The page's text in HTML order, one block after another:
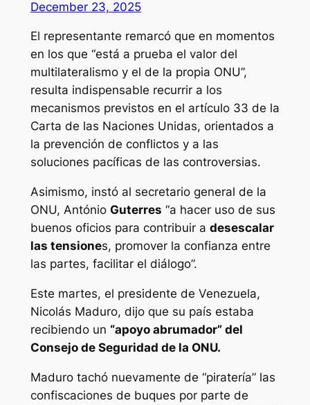
December 23, 2025
El representante remarcó que en momentos
en los que “está a prueba el valor del
multilateralismo y el de la propia ONU”,
resulta indispensable recurrir a los
mecanismos previstos en el artículo 33 de la
Carta de las Naciones Unidas, orientados a
la prevención de conflictos y a las
soluciones pacíficas de las controversias.
Asimismo, instó al secretario general de la
ONU, António Guterres “a hacer uso de sus
buenos oficios para contribuir a desescalar
las tensiones, promover la confianza entre
las partes, facilitar el diálogo”.
Este martes, el presidente de Venezuela,
Nicolás Maduro, dijo que su país estaba
recibiendo un “apoyo abrumador” del
Consejo de Seguridad de la ONU.
Maduro tachó nuevamente de “piratería” las
confiscaciones de buques por parte de